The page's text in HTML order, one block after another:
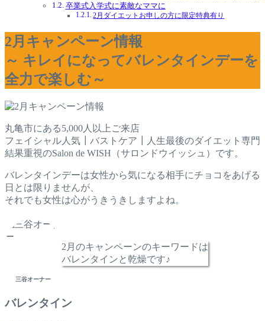
卒業式入学式に素敵なママに
2月ダイエットお申しの方に限定特典有り
2月キャンペーン情報
～ キレイになってバレンタインデーを
全力で楽しむ～
丸亀市にある5,000人以上ご来店
フェイシャル人気┃バストケア┃人生最後のダイエット専門
結果重視のSalon de WISH（サロンドウイッシュ）です。
バレンタインデーは女性から気になる相手にチョコをあげる
日とは限りませんが、
それでも女性は心がうきうきしますよね。
三谷オーナー
2月のキャンペーンのキーワードは
バレンタインと乾燥です♪
バレンタイン